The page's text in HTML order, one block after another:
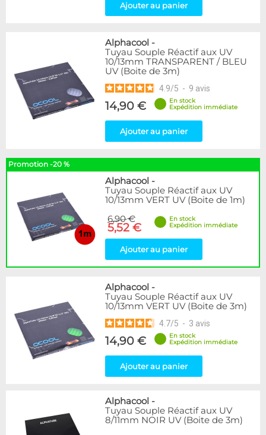
Ajouter au panier
Alphacool -
Tuyau Souple Réactif aux UV
10/13mm TRANSPARENT / BLEU
UV (Boite de 3m)
4.9/5 - 9 avis
14,90 €
En stock
Expédition immédiate
Ajouter au panier
Promotion -20 %
Alphacool -
Tuyau Souple Réactif aux UV
10/13mm VERT UV (Boite de 1m)
6,90 €
5,52 €
En stock
Expédition immédiate
Ajouter au panier
Alphacool -
Tuyau Souple Réactif aux UV
10/13mm VERT UV (Boite de 3m)
4.7/5 - 3 avis
14,90 €
En stock
Expédition immédiate
Ajouter au panier
Alphacool -
Tuyau Souple Réactif aux UV
8/11mm NOIR UV (Boite de 3m)